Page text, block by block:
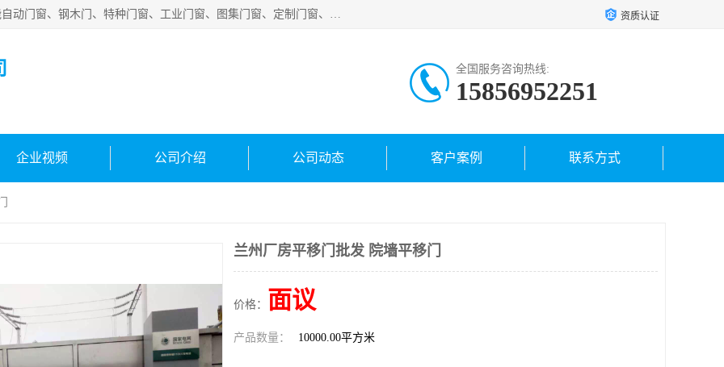
安徽吉运祥智能技术有限公司是一家钢大门厂家，公司集智能自动门窗、钢木门、特种门窗、工业门窗、图集门窗、定制门窗、非标门窗等通道产品的研发设计、制作、安装于一体的综合性、性高新技术企业。 资质认证
全国服务咨询热线:
15856952251
企业视频 公司介绍 公司动态 客户案例 联系方式
兰州厂房平移门批发 院墙平移门
价格： 面议
产品数量： 10000.00平方米